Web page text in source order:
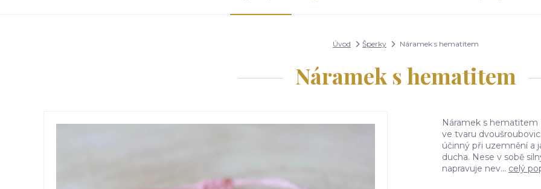
Úvod Šperky Náramek s hematitem
Náramek s hematitem
Náramek s hematitem
ve tvaru
účinný při uzemnění a
ducha. Nese v sobě
napravuje nev... celý